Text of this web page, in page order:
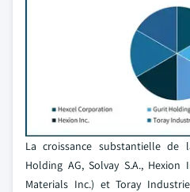
La croissance substantielle de
Holding AG, Solvay S.A., Hexion
Materials Inc.) et Toray